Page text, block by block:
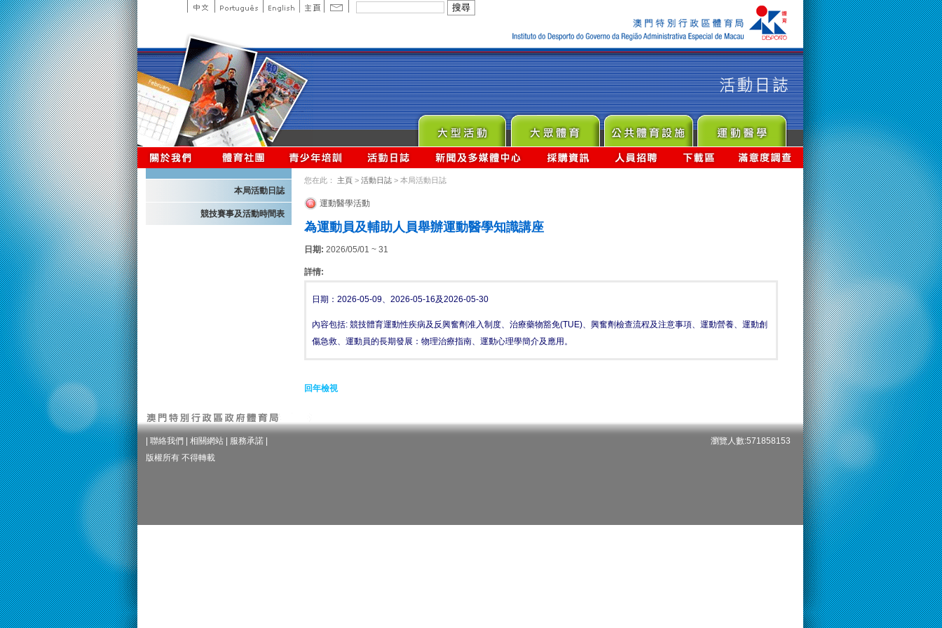
本局活動日誌
競技賽事及活動時間表
您在此： 主頁 > 活動日誌 > 本局活動日誌
運動醫學活動
為運動員及輔助人員舉辦運動醫學知識講座
日期: 2026/05/01 ~ 31
詳情:
日期：2026-05-09、2026-05-16及2026-05-30
內容包括: 競技體育運動性疾病及反興奮劑准入制度、治療藥物豁免(TUE)、興奮劑檢查流程及注意事項、運動營養、運動創
傷急救、運動員的長期發展：物理治療指南、運動心理學簡介及應用。
回年檢視
聯絡我們 相關網站 服務承諾
版權所有 不得轉載
瀏覽人數:571858153